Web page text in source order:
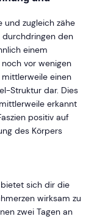
und zugleich zähe
durchdringen den
einem
vor wenigen
einen
Struktur dar. Dies
erkannt
positiv auf
des Körpers
sich dir die
wirksam zu
zwei Tagen an